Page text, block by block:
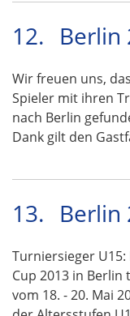
12. Berlin
Wir freuen uns,
Spieler mit ihren
nach Berlin
Dank gilt den
13. Berlin
Turniersieger U15:
Cup 2013 in
vom 18. - 20. Mai